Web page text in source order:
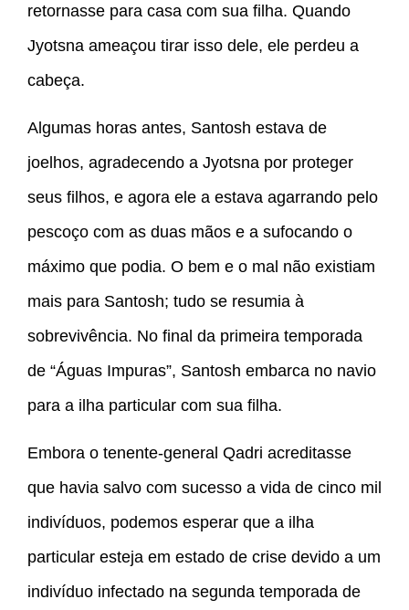
retornasse para casa com sua filha. Quando
Jyotsna ameaçou tirar isso dele, ele perdeu a
cabeça.
Algumas horas antes, Santosh estava de
joelhos, agradecendo a Jyotsna por proteger
seus filhos, e agora ele a estava agarrando pelo
pescoço com as duas mãos e a sufocando o
máximo que podia. O bem e o mal não existiam
mais para Santosh; tudo se resumia à
sobrevivência. No final da primeira temporada
de “Águas Impuras”, Santosh embarca no navio
para a ilha particular com sua filha.
Embora o tenente-general Qadri acreditasse
que havia salvo com sucesso a vida de cinco mil
indivíduos, podemos esperar que a ilha
particular esteja em estado de crise devido a um
indivíduo infectado na segunda temporada de